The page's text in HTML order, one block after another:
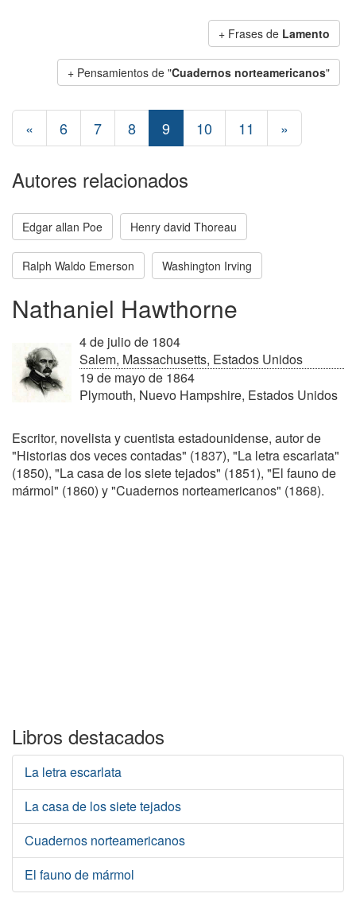
+ Frases de Lamento
+ Pensamientos de "Cuadernos norteamericanos"
« 6 7 8 9 10 11 »
Autores relacionados
Edgar allan Poe Henry david Thoreau
Ralph Waldo Emerson Washington Irving
Nathaniel Hawthorne
4 de julio de 1804
Salem, Massachusetts, Estados Unidos
19 de mayo de 1864
Plymouth, Nuevo Hampshire, Estados Unidos
Escritor, novelista y cuentista estadounidense, autor de
"Historias dos veces contadas" (1837), "La letra escarlata"
(1850), "La casa de los siete tejados" (1851), "El fauno de
mármol" (1860) y "Cuadernos norteamericanos" (1868).
Libros destacados
La letra escarlata
La casa de los siete tejados
Cuadernos norteamericanos
El fauno de mármol